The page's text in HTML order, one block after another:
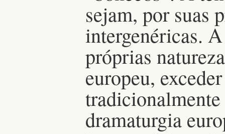
sejam, por suas
intergenéricas.
próprias
europeu,
tradicionalmente
dramaturgia